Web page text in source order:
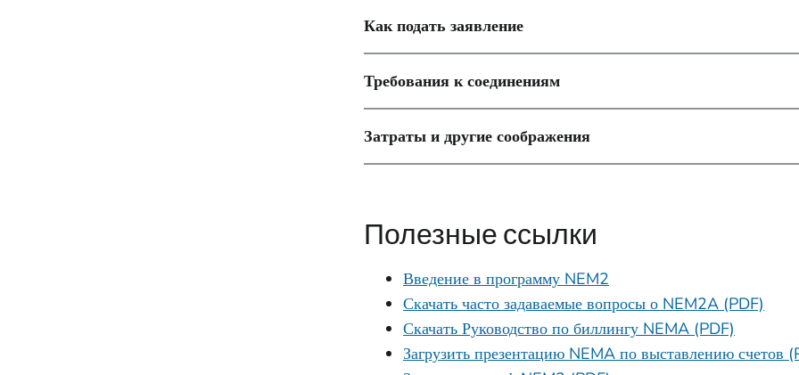
Как подать заявление
Требования к соединениям
Затраты и другие соображения
Полезные ссылки
Введение в программу NEM2
Скачать часто задаваемые вопросы о NEM2A (PDF)
Скачать Руководство по биллингу NEMA (PDF)
Загрузить презентацию NEMA по выставлению счетов